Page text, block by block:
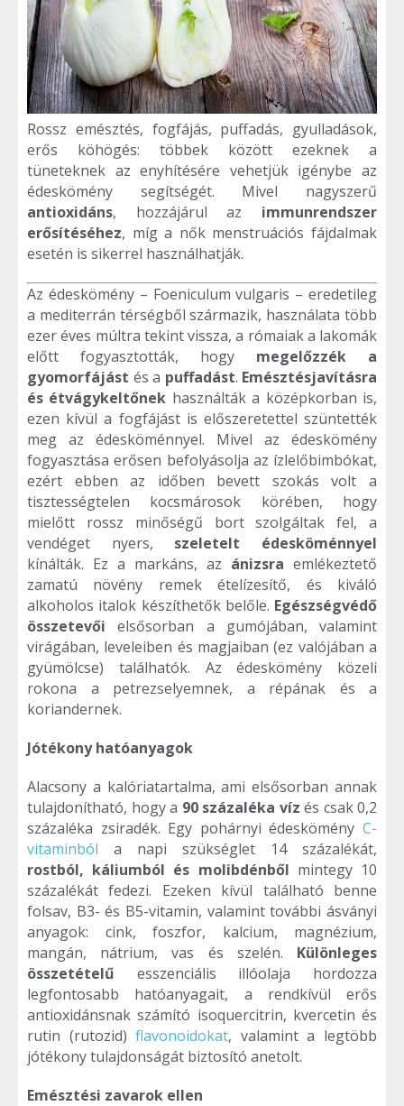
Rossz emésztés, fogfájás, puffadás, gyulladások,
erős köhögés: többek között ezeknek a
tüneteknek az enyhítésére vehetjük igénybe az
édeskömény segítségét. Mivel nagyszerű
antioxidáns, hozzájárul az immunrendszer
erősítéséhez, míg a nők menstruációs fájdalmak
esetén is sikerrel használhatják.
Az édeskömény – Foeniculum vulgaris – eredetileg
a mediterrán térségből származik, használata több
ezer éves múltra tekint vissza, a rómaiak a lakomák
előtt fogyasztották, hogy megelőzzék a
gyomorfájást és a puffadást. Emésztésjavításra
és étvágykeltőnek használták a középkorban is,
ezen kívül a fogfájást is előszeretettel szüntették
meg az édesköménnyel. Mivel az édeskömény
fogyasztása erősen befolyásolja az ízlelőbimbókat,
ezért ebben az időben bevett szokás volt a
tisztességtelen kocsmárosok körében, hogy
mielőtt rossz minőségű bort szolgáltak fel, a
vendéget nyers, szeletelt édesköménnyel
kínálták. Ez a markáns, az ánizsra emlékeztető
zamatú növény remek ételízesítő, és kiváló
alkoholos italok készíthetők belőle. Egészségvédő
összetevői elsősorban a gumójában, valamint
virágában, leveleiben és magjaiban (ez valójában a
gyümölcse) találhatók. Az édeskömény közeli
rokona a petrezselyemnek, a répának és a
koriandernek.
Jótékony hatóanyagok
Alacsony a kalóriatartalma, ami elsősorban annak
tulajdonítható, hogy a 90 százaléka víz és csak 0,2
százaléka zsiradék. Egy pohárnyi édeskömény C-
vitaminból a napi szükséglet 14 százalékát,
rostból, káliumból és molibdénből mintegy 10
százalékát fedezi. Ezeken kívül található benne
folsav, B3- és B5-vitamin, valamint további ásványi
anyagok: cink, foszfor, kalcium, magnézium,
mangán, nátrium, vas és szelén. Különleges
összetételű esszenciális illóolaja hordozza
legfontosabb hatóanyagait, a rendkívül erős
antioxidánsnak számító isoquercitrin, kvercetin és
rutin (rutozid)flavonoidokat, valamint a legtöbb
jótékony tulajdonságát biztosító anetolt.
Emésztési zavarok ellen